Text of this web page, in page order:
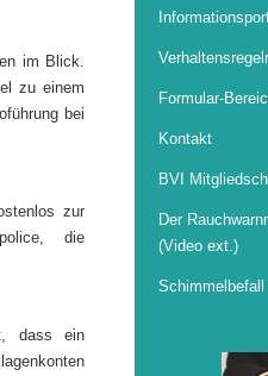
im Blick.
zu einem
bei
zur
die
dass ein
Formular-
Kontakt
BVI
Der
(Video ext.)
Schimmelbefall